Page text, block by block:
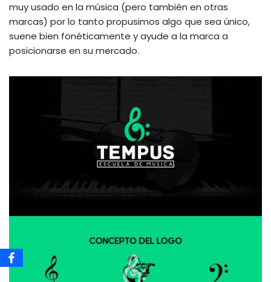
muy usado en la música (pero también en otras
marcas) por lo tanto propusimos algo que sea único,
suene bien fonéticamente y ayude a la marca a
posicionarse en su mercado.